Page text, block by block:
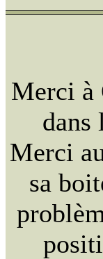
Merci à
dans
Merci
sa